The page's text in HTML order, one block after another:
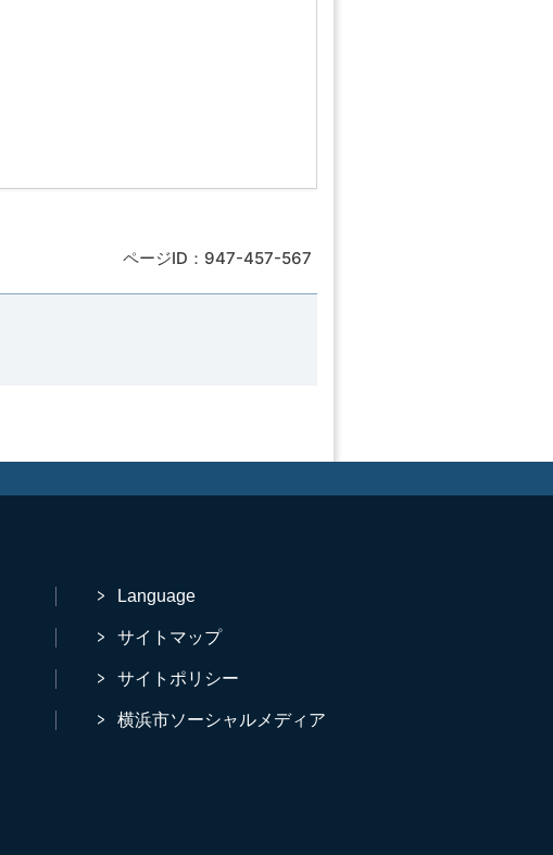
ページID：947-457-567
Language
サイトマップ
サイトポリシー
横浜市ソーシャルメディア